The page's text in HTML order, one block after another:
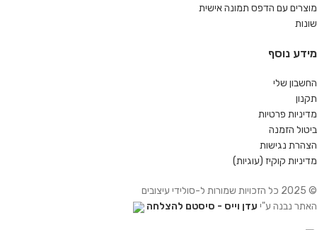
מוצרים עם הדפס תמונה אישית
שונות
מידע נוסף
החשבון שלי
תקנון
מדיניות פרטיות
ביטול הזמנה
הצהרת נגישות
מדיניות קוקיז (עוגיות)
© 2025 כל הזכויות שמורות ל-סולידי עיצובים
האתר נבנה ע"י עדן וייס - סיסטם להצלחה